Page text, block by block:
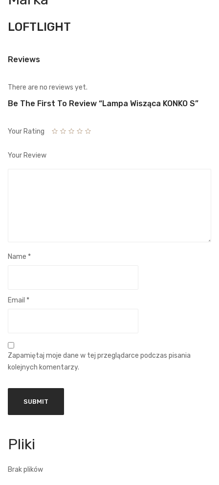
LOFTLIGHT
Reviews
There are no reviews yet.
Be The First To Review “Lampa Wisząca KONKO S”
Your Rating
Your Review
Name *
Email *
Zapamiętaj moje dane w tej przeglądarce podczas pisania
kolejnych komentarzy.
Brak plików